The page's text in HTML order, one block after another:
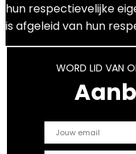
hun respectievelijke
is afgeleid van hun
WORD LID VAN